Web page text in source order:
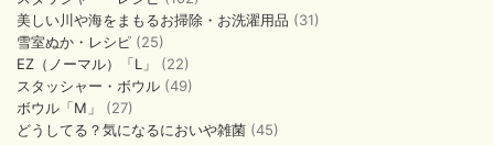
美しい川や海をまもるお掃除・お洗濯用品 (31)
雪室ぬか・レシピ (25)
EZ（ノーマル）「L」
(22)
スタッシャー・ボウル (49)
ボウル「M」
(27)
どうしてる？気になるにおいや雑菌 (45)